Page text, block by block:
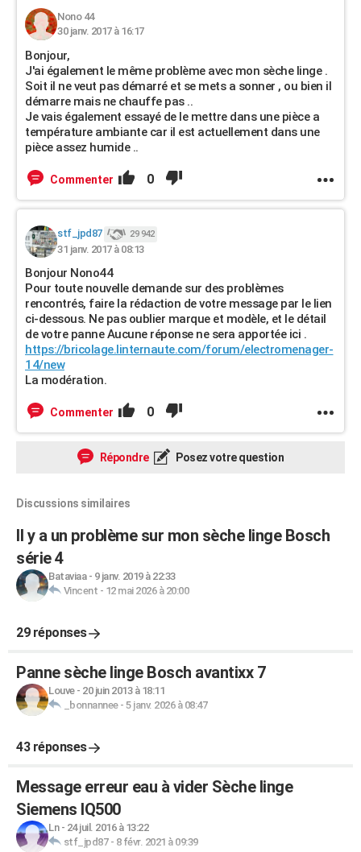
Nono 44
30 janv. 2017 à 16:17
Bonjour,
J'ai également le même problème avec mon sèche linge .
Soit il ne veut pas démarré et se mets a sonner , ou bien il
démarre mais ne chauffe pas ..
Je vais également essayé de le mettre dans une pièce a
température ambiante car il est actuellement dans une
pièce assez humide ..
Commenter 0
stf_jpd87 29 942
31 janv. 2017 à 08:13
Bonjour Nono44
Pour toute nouvelle demande sur des problèmes
rencontrés, faire la rédaction de votre message par le lien
ci-dessous. Ne pas oublier marque et modèle, et le détail
de votre panne Aucune réponse ne sera apportée ici .
https://bricolage.linternaute.com/forum/electromenager-
14/new
La modération.
Commenter 0
Répondre Posez votre question
Discussions similaires
Il y a un problème sur mon sèche linge Bosch
série 4
Bataviaa- 9 janv. 2019 à 22:33
Vincent - 12 mai 2026 à 20:00
29 réponses
Panne sèche linge Bosch avantixx 7
Louve- 20 juin 2013 à 18:11
_bonnannee- 5 janv. 2026 à 08:47
43 réponses
Message erreur eau à vider Sèche linge
Siemens IQ500
Ln- 24 juil. 2016 à 13:22
stf_jpd87- 8 févr. 2021 à 09:39